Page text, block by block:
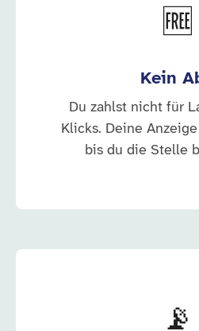
🆓
Kein
Du zahlst nicht für
Klicks. Deine
bis du die Stelle
📡